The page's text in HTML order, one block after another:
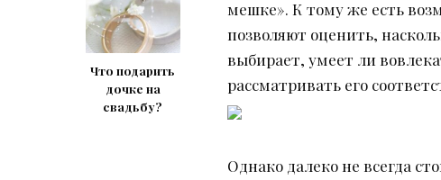
Что подарить
дочке на
свадьбу?
мешке». К тому же есть
позволяют оценить,
выбирает, умеет ли
рассматривать его
Однако далеко не всегда